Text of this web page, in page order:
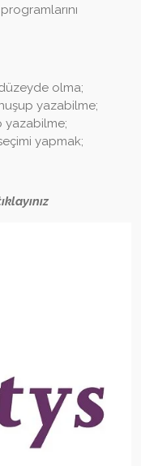
olma;
yazabilme;
yazabilme;
yapmak;